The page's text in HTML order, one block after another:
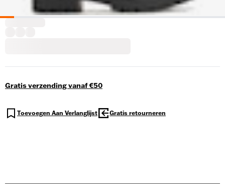
Gratis verzending vanaf €50
Toevoegen Aan Verlanglijst Gratis retourneren